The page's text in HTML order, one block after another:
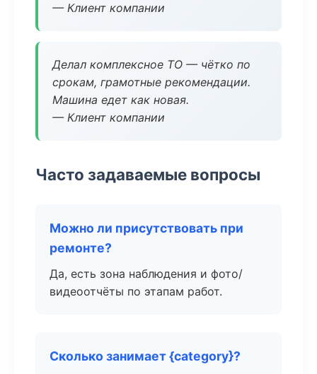
— Клиент компании
Делал комплексное ТО — чётко по
срокам, грамотные рекомендации.
Машина едет как новая.
— Клиент компании
Часто задаваемые вопросы
Можно ли присутствовать при
ремонте?
Да, есть зона наблюдения и фото/
видеоотчёты по этапам работ.
Сколько занимает {category}?